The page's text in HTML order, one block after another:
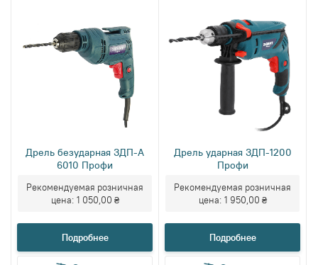
Дрель безударная ЗДП-А
6010 Профи
Рекомендуемая розничная
цена: 1 050,00 ₴
Подробнее
Дрель ударная ЗДП-1200
Профи
Рекомендуемая розничная
цена: 1 950,00 ₴
Подробнее